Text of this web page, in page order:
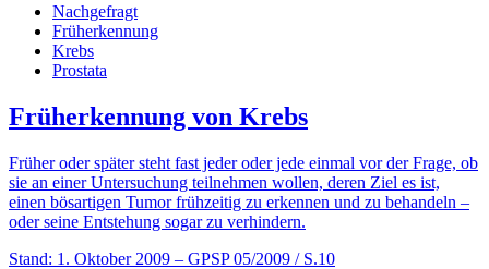
Nachgefragt
Früherkennung
Krebs
Prostata
Früherkennung von Krebs
Früher oder später steht fast jeder oder jede einmal vor der Frage, ob
sie an einer Untersuchung teilnehmen wollen, deren Ziel es ist,
einen bösartigen Tumor frühzeitig zu erkennen und zu behandeln –
oder seine Entstehung sogar zu verhindern.
Stand: 1. Oktober 2009 – GPSP 05/2009 / S.10